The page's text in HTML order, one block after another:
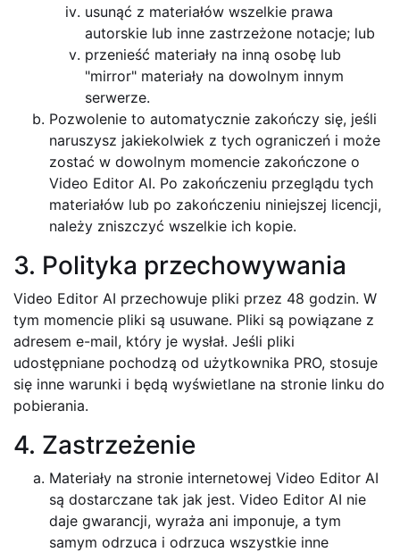
usunąć z materiałów wszelkie prawa
autorskie lub inne zastrzeżone notacje; lub
przenieść materiały na inną osobę lub
"mirror" materiały na dowolnym innym
serwerze.
Pozwolenie to automatycznie zakończy się, jeśli
naruszysz jakiekolwiek z tych ograniczeń i może
zostać w dowolnym momencie zakończone o
Video Editor AI. Po zakończeniu przeglądu tych
materiałów lub po zakończeniu niniejszej licencji,
należy zniszczyć wszelkie ich kopie.
3. Polityka przechowywania
Video Editor AI przechowuje pliki przez 48 godzin. W
tym momencie pliki są usuwane. Pliki są powiązane z
adresem e-mail, który je wysłał. Jeśli pliki
udostępniane pochodzą od użytkownika PRO, stosuje
się inne warunki i będą wyświetlane na stronie linku do
pobierania.
4. Zastrzeżenie
Materiały na stronie internetowej Video Editor AI
są dostarczane tak jak jest. Video Editor AI nie
daje gwarancji, wyraża ani imponuje, a tym
samym odrzuca i odrzuca wszystkie inne